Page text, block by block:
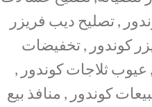
, تصليح ديب فريزر
كوندور , تخفيضات
ثلاجات كوندور ,
كوندور , منافذ بيع